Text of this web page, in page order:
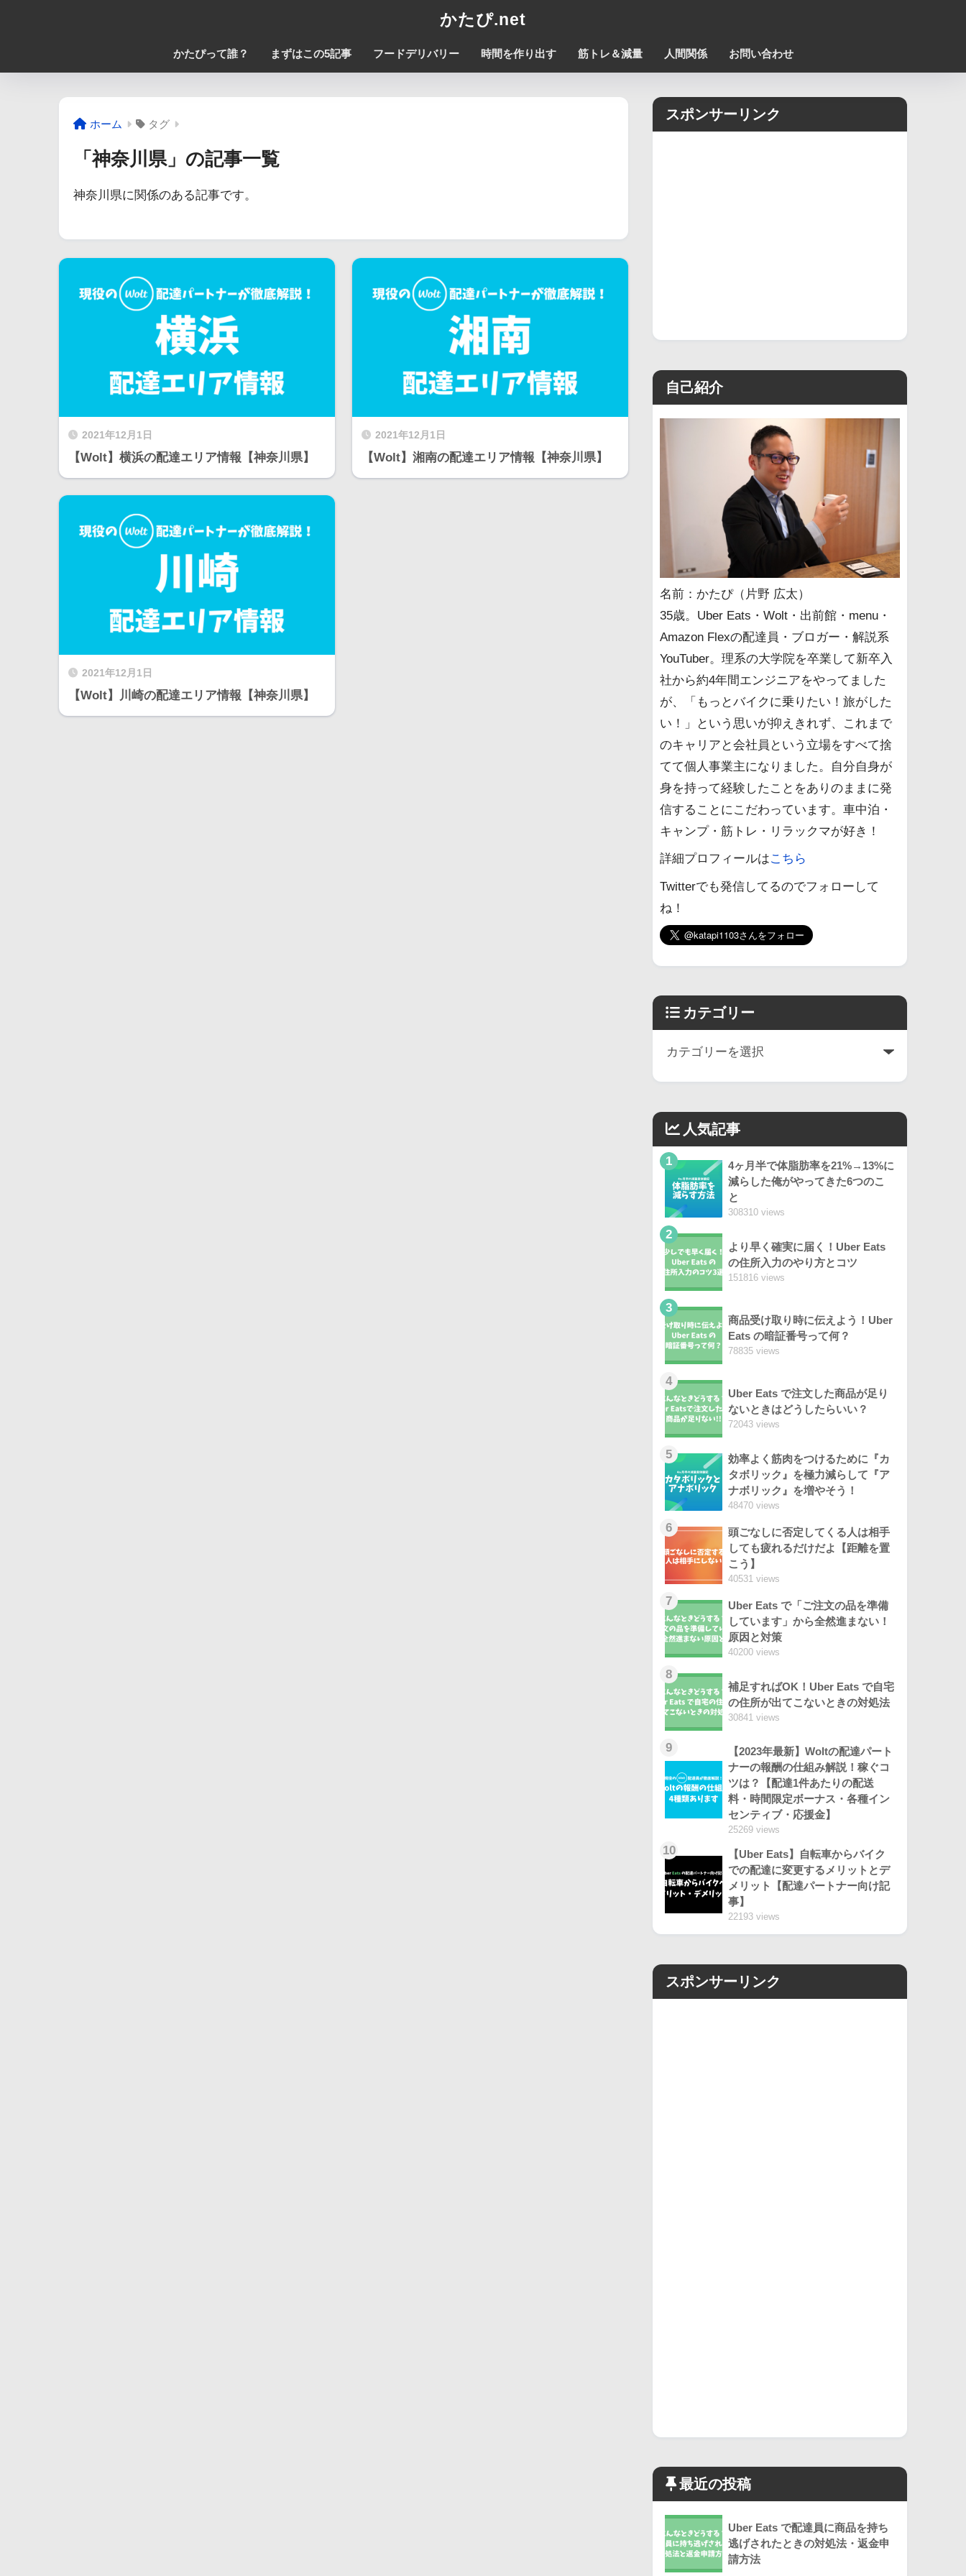
かたぴ.net
かたぴって誰？ まずはこの5記事 フードデリバリー 時間を作り出す 筋トレ＆減量 人間関係 お問い合わせ
ホーム タグ
「神奈川県」の記事一覧
神奈川県に関係のある記事です。
2021年12月1日
【Wolt】横浜の配達エリア情報【神奈川県】
2021年12月1日
【Wolt】湘南の配達エリア情報【神奈川県】
2021年12月1日
【Wolt】川崎の配達エリア情報【神奈川県】
スポンサーリンク
自己紹介
名前：かたぴ（片野 広太）
35歳。Uber Eats・Wolt・出前館・menu・
Amazon Flexの配達員・ブロガー・解説系
YouTuber。理系の大学院を卒業して新卒入
社から約4年間エンジニアをやってました
が、「もっとバイクに乗りたい！旅がした
い！」という思いが抑えきれず、これまで
のキャリアと会社員という立場をすべて捨
てて個人事業主になりました。自分自身が
身を持って経験したことをありのままに発
信することにこだわっています。車中泊・
キャンプ・筋トレ・リラックマが好き！
詳細プロフィールはこちら
Twitterでも発信してるのでフォローして
ね！
カテゴリー
人気記事
1
4ヶ月半で体脂肪率を21%→13%に
減らした俺がやってきた6つのこ
と
308310 views
2
より早く確実に届く！Uber Eats
の住所入力のやり方とコツ
151816 views
3
商品受け取り時に伝えよう！Uber
Eats の暗証番号って何？
78835 views
4
Uber Eats で注文した商品が足り
ないときはどうしたらいい？
72043 views
5
効率よく筋肉をつけるために『カ
タボリック』を極力減らして『ア
ナボリック』を増やそう！
48470 views
6
頭ごなしに否定してくる人は相手
しても疲れるだけだよ【距離を置
こう】
40531 views
7
Uber Eats で「ご注文の品を準備
しています」から全然進まない！
原因と対策
40200 views
8
補足すればOK！Uber Eats で自宅
の住所が出てこないときの対処法
30841 views
9
【2023年最新】Woltの配達パート
ナーの報酬の仕組み解説！稼ぐコ
ツは？【配達1件あたりの配送
料・時間限定ボーナス・各種イン
センティブ・応援金】
25269 views
10
【Uber Eats】自転車からバイク
での配達に変更するメリットとデ
メリット【配達パートナー向け記
事】
22193 views
スポンサーリンク
最近の投稿
Uber Eats で配達員に商品を持ち
逃げされたときの対処法・返金申
請方法